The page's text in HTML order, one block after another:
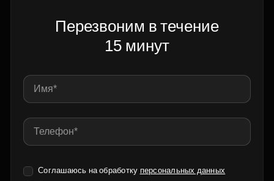
Перезвоним в течение
15 минут
Соглашаюсь на обработку персональных данных